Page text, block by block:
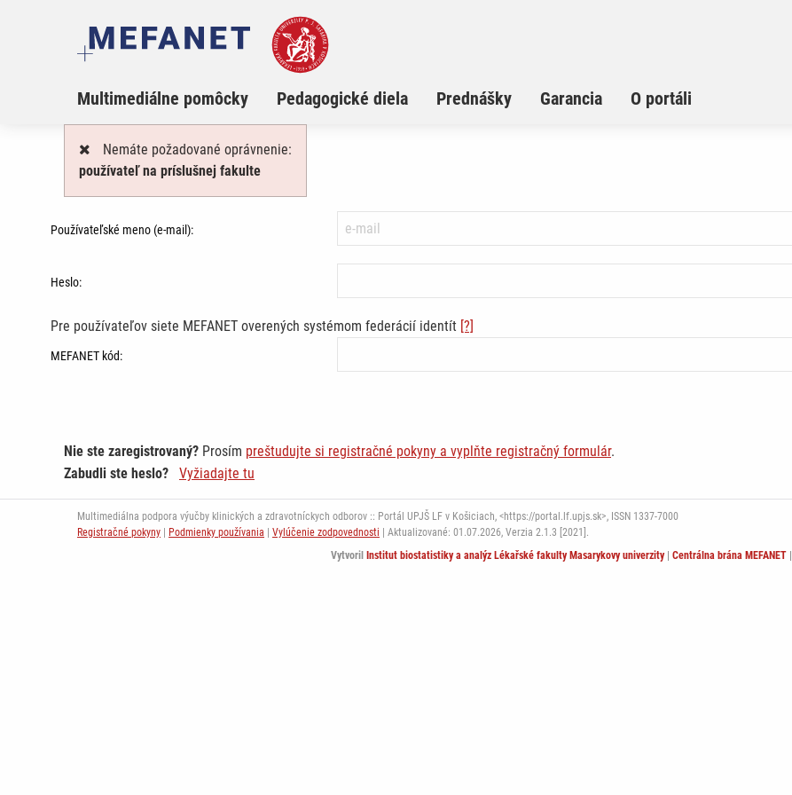
Multimediálne pomôcky Pedagogické diela Prednášky Garancia O portáli
Nemáte požadované oprávnenie:
používateľ na príslušnej fakulte
Používateľské meno (e-mail):
Heslo:
Pre používateľov siete MEFANET overených systémom federácií identít [?]
MEFANET kód:
Nie ste zaregistrovaný? Prosím preštudujte si registračné pokyny a vyplňte registračný formulár.
Zabudli ste heslo?
Vyžiadajte tu
Multimediálna podpora výučby klinických a zdravotníckych odborov :: Portál UPJŠ LF v Košiciach, <https://portal.lf.upjs.sk>, ISSN 1337-7000
Registračné pokyny | Podmienky používania | Vylúčenie zodpovednosti | Aktualizované: 01.07.2026, Verzia 2.1.3 [2021].
Vytvoril Institut biostatistiky a analýz Lékařské fakulty Masarykovy univerzity| Centrálna brána MEFANET|